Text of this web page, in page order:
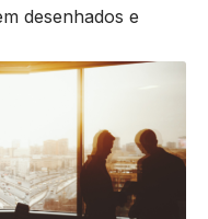
desenhados e